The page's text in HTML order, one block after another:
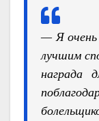
— Я очень
лучшим
награда